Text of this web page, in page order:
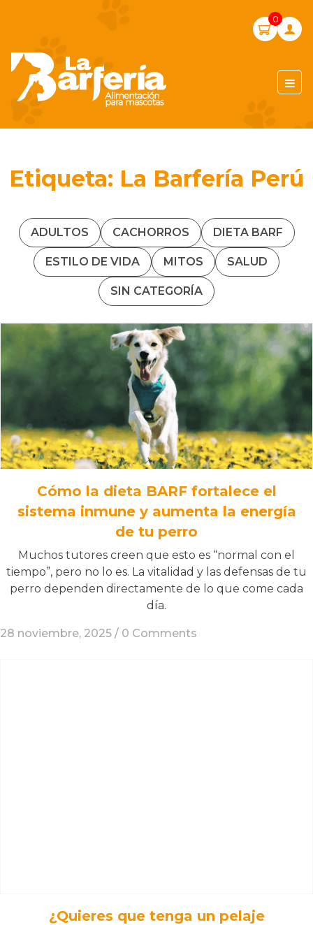
LA BARFERIA PERÚ
0
Etiqueta: La Barfería Perú
ADULTOS CACHORROS DIETA BARF
ESTILO DE VIDA MITOS SALUD
SIN CATEGORÍA
Cómo la dieta BARF fortalece el
sistema inmune y aumenta la energía
de tu perro
Muchos tutores creen que esto es “normal con el
tiempo”, pero no lo es. La vitalidad y las defensas de tu
perro dependen directamente de lo que come cada
día.
28 noviembre, 2025 / 0 Comments
¿Quieres que tenga un pelaje